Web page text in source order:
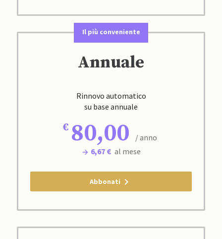
Il più conveniente
Annuale
Rinnovo automatico
su base annuale
80,00
/ anno
6,67 € al mese
Abbonati